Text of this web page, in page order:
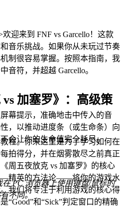
欢迎来到 FNF vs Garcello！这款
音乐挑战。如果你从未玩过节奏
制很容易掌握。按照本指南，我
音符，并超越 Garcello。
幕提示，准确地击中传入的音
，以推动进度条（或生命条）向
会让你的生命值完全耗尽。
PC 浏览器上使用键盘/鼠标的
不同。
加塞罗》：高级策
程。你来这里是为了学习如何在
拍得分，并在烟雾散尽之前真正
周五夜放克 vs 加塞罗》的核心
精英的方法论——将你的游戏水
我们将专注于利用游戏的核心得
“Good”和“Sick”判定窗口的精确